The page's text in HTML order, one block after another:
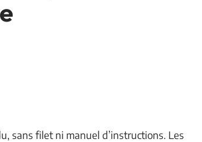
sans filet ni manuel d’instructions. Les